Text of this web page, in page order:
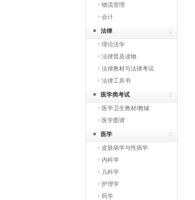
物流管理
会计
法律
理论法学
法律普及读物
法律教材与法律考试
法律工具书
医学类考试
医学卫生教材/教辅
医学图谱
医学
皮肤病学与性病学
内科学
儿科学
护理学
药学